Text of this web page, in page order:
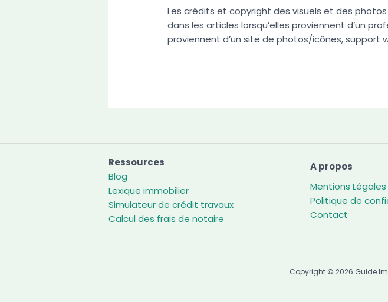
Les crédits et copyright des visuels et des
dans les articles lorsqu’elles proviennent d’un
proviennent d’un site de photos/icônes, support
Ressources
Blog
Lexique immobilier
Simulateur de crédit travaux
Calcul des frais de notaire
A propos
Mentions Légales
Politique de
Contact
Copyright © 2026 Guide